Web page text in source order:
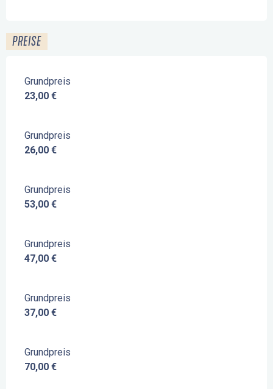
PREISE
Grundpreis
23,00 €
Grundpreis
26,00 €
Grundpreis
53,00 €
Grundpreis
47,00 €
Grundpreis
37,00 €
Grundpreis
70,00 €